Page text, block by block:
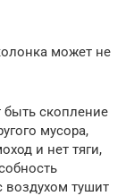
может не
скопление
мусора,
и нет тяги,
воздухом тушит